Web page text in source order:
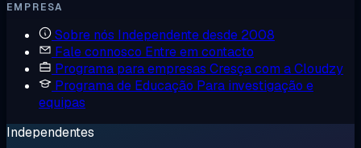
EMPRESA
Sobre nós Independente desde 2008
Fale connosco Entre em contacto
Programa para empresas Cresça com a Cloudzy
Programa de Educação Para investigação e
equipas
Independentes